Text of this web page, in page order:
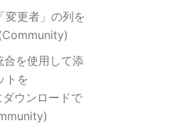
変更者」の列を
を使用して添
トを
ウンロードで